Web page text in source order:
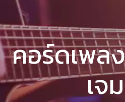
คอร์ดเพล
เจ